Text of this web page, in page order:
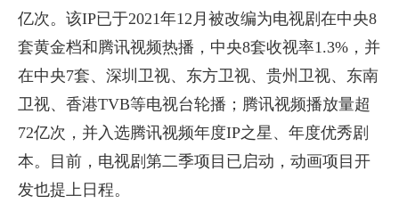
亿次。该IP已于2021年12月被改编为电视剧在中央8
套黄金档和腾讯视频热播，中央8套收视率1.3%，并
在中央7套、深圳卫视、东方卫视、贵州卫视、东南
卫视、香港TVB等电视台轮播；腾讯视频播放量超
72亿次，并入选腾讯视频年度IP之星、年度优秀剧
本。目前，电视剧第二季项目已启动，动画项目开
发也提上日程。